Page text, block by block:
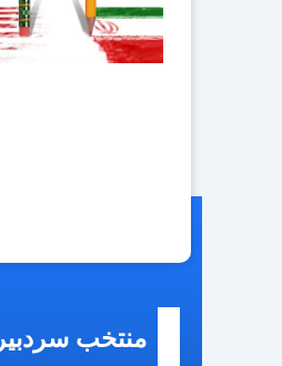
منتخب سردبیر